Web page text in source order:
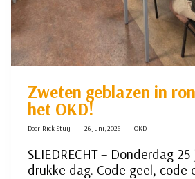
Zweten geblazen in
het OKD!
Door Rick Stuij 26 juni, 2026 OKD
SLIEDRECHT – Donderdag
drukke dag. Code geel, code